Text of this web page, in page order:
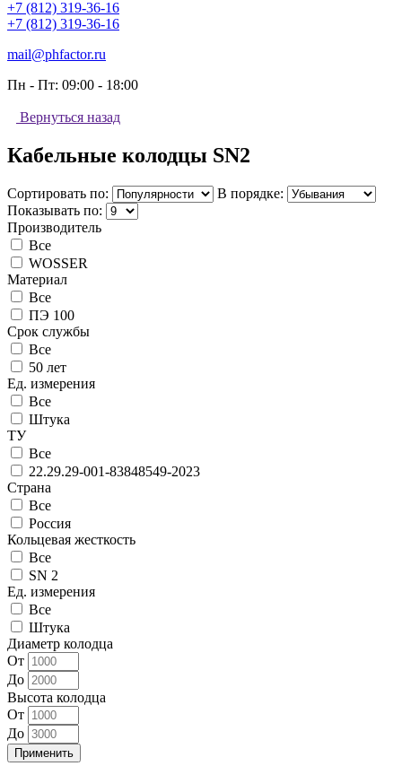
+7 (812) 319-36-16
+7 (812) 319-36-16
mail@phfactor.ru
Пн - Пт: 09:00 - 18:00
Вернуться назад
Кабельные колодцы SN2
Сортировать по:
В порядке:
Показывать по:
Производитель
Все
WOSSER
Материал
Все
ПЭ 100
Срок службы
Все
50 лет
Ед. измерения
Все
Штука
ТУ
Все
22.29.29-001-83848549-2023
Страна
Все
Россия
Кольцевая жесткость
Все
SN 2
Ед. измерения
Все
Штука
Диаметр колодца
От
До
Высота колодца
От
До
Применить